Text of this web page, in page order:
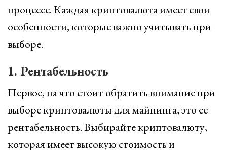
процессе. Каждая криптовалюта имеет свои
особенности, которые важно учитывать при
выборе.
1. Рентабельность
Первое, на что стоит обратить внимание при
выборе криптовалюты для майнинга, это ее
рентабельность. Выбирайте криптовалюту,
которая имеет высокую стоимость и